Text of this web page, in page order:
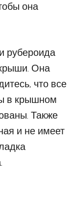
она
рубероида
Она
что все
в крышном
Также
и не имеет